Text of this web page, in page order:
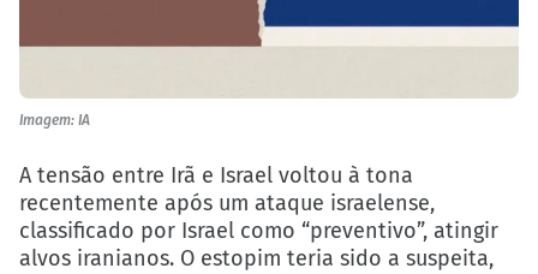
Imagem: IA
A tensão entre Irã e Israel voltou à tona
recentemente após um ataque israelense,
classificado por Israel como “preventivo”, atingir
alvos iranianos. O estopim teria sido a suspeita,